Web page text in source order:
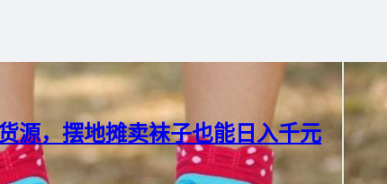
源，摆地摊卖袜子也能日入千元